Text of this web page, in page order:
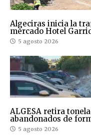
Algeciras inicia la
mercado Hotel
5 agosto 2026
ALGESA retira
abandonados de
5 agosto 2026